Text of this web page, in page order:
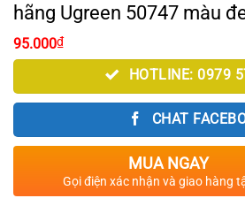
hãng Ugreen 50747 màu
95.000₫
HOTLINE: 0979
CHAT
MUA NGAY
Gọi điện xác nhận và giao hàng